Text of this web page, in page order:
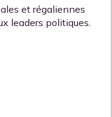
et régaliennes
leaders politiques.